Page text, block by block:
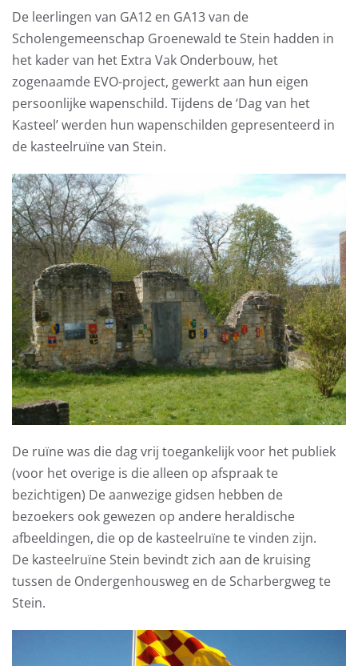
De leerlingen van GA12 en GA13 van de
Scholengemeenschap Groenewald te Stein hadden in
het kader van het Extra Vak Onderbouw, het
zogenaamde EVO-project, gewerkt aan hun eigen
persoonlijke wapenschild. Tijdens de ‘Dag van het
Kasteel’ werden hun wapenschilden gepresenteerd in
de kasteelruïne van Stein.
De ruïne was die dag vrij toegankelijk voor het publiek
(voor het overige is die alleen op afspraak te
bezichtigen) De aanwezige gidsen hebben de
bezoekers ook gewezen op andere heraldische
afbeeldingen, die op de kasteelruïne te vinden zijn.
De kasteelruïne Stein bevindt zich aan de kruising
tussen de Ondergenhousweg en de Scharbergweg te
Stein.